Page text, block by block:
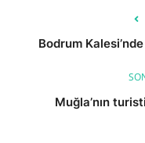
Bodrum
Muğla’nın